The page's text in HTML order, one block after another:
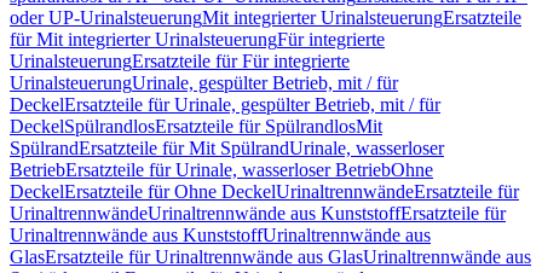
oder UP-UrinalsteuerungMit integrierter UrinalsteuerungErsatzteile
für Mit integrierter UrinalsteuerungFür integrierte
UrinalsteuerungErsatzteile für Für integrierte
UrinalsteuerungUrinale, gespülter Betrieb, mit / für
DeckelErsatzteile für Urinale, gespülter Betrieb, mit / für
DeckelSpülrandlosErsatzteile für SpülrandlosMit
SpülrandErsatzteile für Mit SpülrandUrinale, wasserloser
BetriebErsatzteile für Urinale, wasserloser BetriebOhne
DeckelErsatzteile für Ohne DeckelUrinaltrennwändeErsatzteile für
UrinaltrennwändeUrinaltrennwände aus KunststoffErsatzteile für
Urinaltrennwände aus KunststoffUrinaltrennwände aus
GlasErsatzteile für Urinaltrennwände aus GlasUrinaltrennwände aus